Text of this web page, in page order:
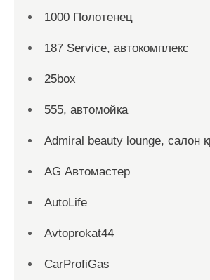
1000 Полотенец
187 Service, автокомплекс
25box
555, автомойка
Admiral beauty lounge, салон
AG Автомастер
AutoLife
Avtoprokat44
CarProfiGas